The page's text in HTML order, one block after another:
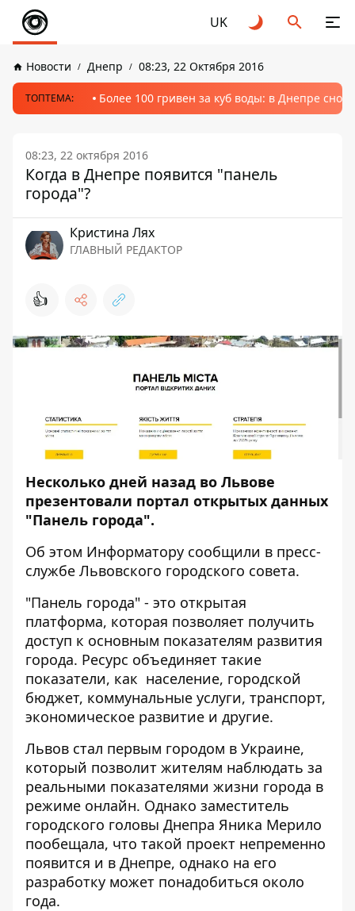
UK
Новости Днепр 08:23, 22 Октября 2016
ТОПТЕМА: Более 100 гривен за куб воды: в Днепре
08:23, 22 октября 2016
Когда в Днепре появится "панель
города"?
Кристина Лях
ГЛАВНЫЙ РЕДАКТОР
👍
Несколько дней назад во Львове
презентовали портал открытых данных
"Панель города".
Об этом Информатору сообщили в пресс-
службе Львовского городского совета.
"Панель города" - это открытая
платформа, которая позволяет получить
доступ к основным показателям развития
города. Ресурс объединяет такие
показатели, как население, городской
бюджет, коммунальные услуги, транспорт,
экономическое развитие и другие.
Львов стал первым городом в Украине,
который позволит жителям наблюдать за
реальными показателями жизни города в
режиме онлайн. Однако заместитель
городского головы Днепра Яника Мерило
пообещала, что такой проект непременно
появится и в Днепре, однако на его
разработку может понадобиться около
года.